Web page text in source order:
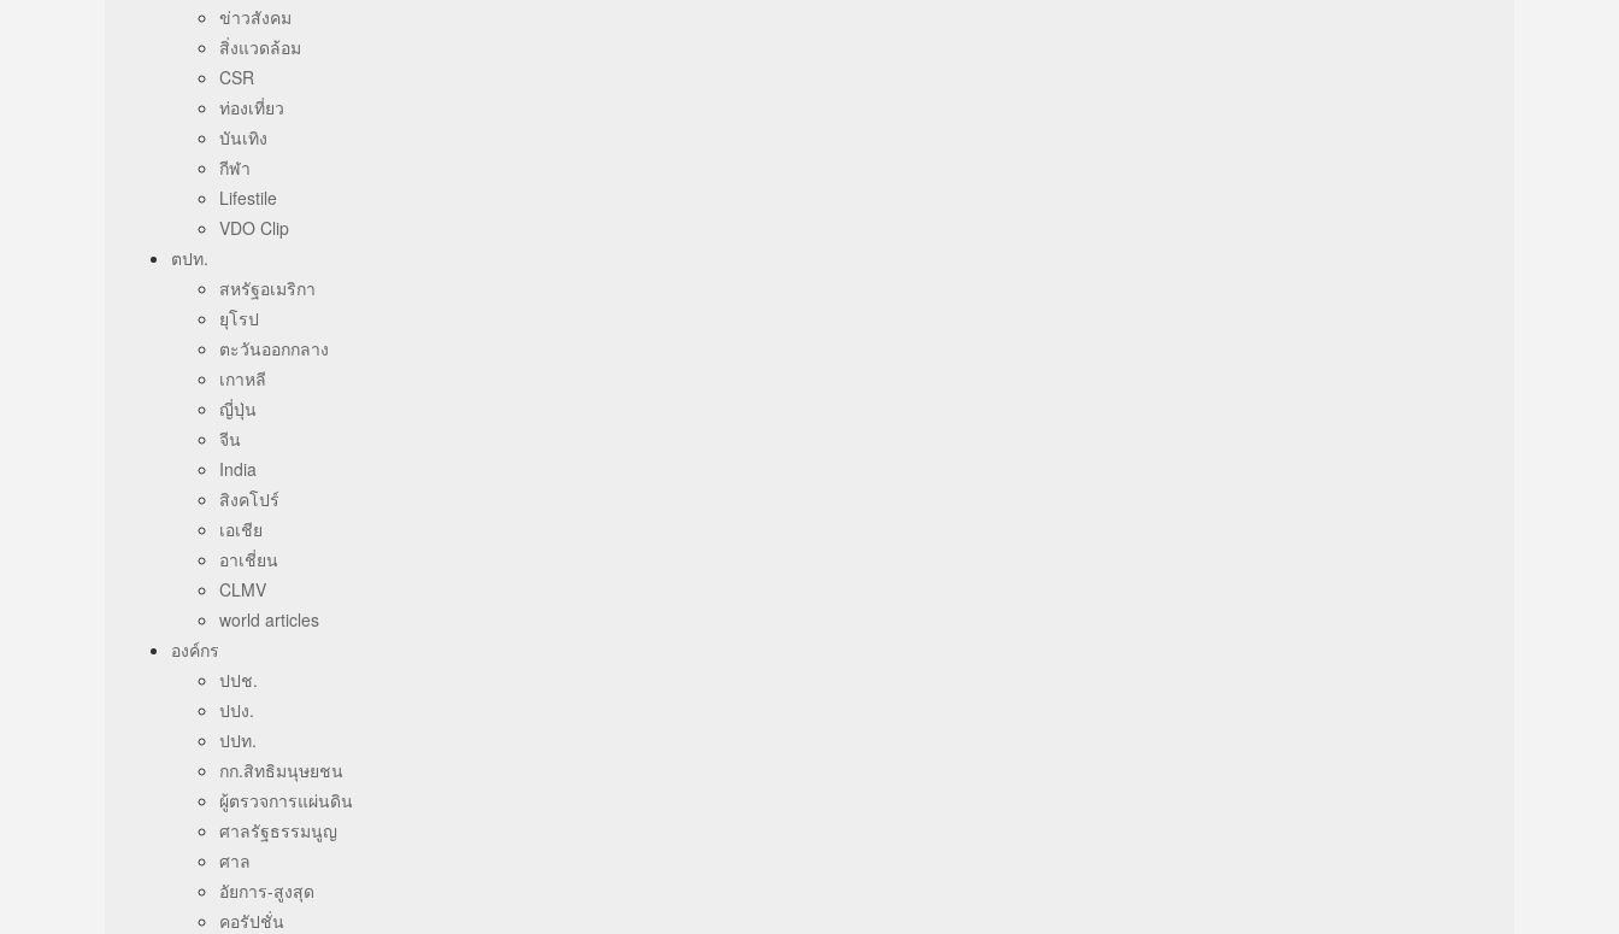
ข่าวสังคม
สิ่งแวดล้อม
CSR
ท่องเที่ยว
บันเทิง
กีฬา
Lifestile
VDO Clip
ตปท.
สหรัฐอเมริกา
ยุโรป
ตะวันออกกลาง
เกาหลี
ญี่ปุ่น
จีน
India
สิงคโปร์
เอเชีย
อาเชี่ยน
CLMV
world articles
องค์กร
ปปช.
ปปง.
ปปท.
กก.สิทธิมนุษยชน
ผู้ตรวจการแผ่นดิน
ศาลรัฐธรรมนูญ
ศาล
อัยการ-สูงสุด
คอรัปชั่น